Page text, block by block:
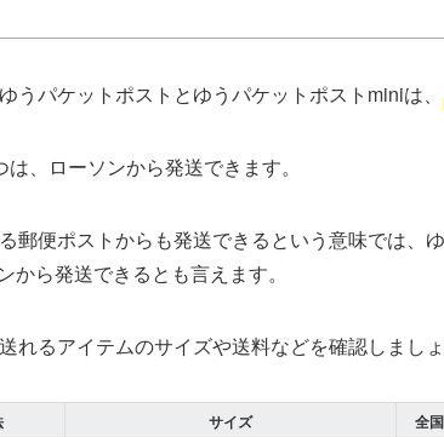
うパケットポストとゆうパケットポストminiは、
、ローソンから発送できます。
郵便ポストからも発送できるという意味では、
から発送できるとも言えます。
れるアイテムのサイズや送料などを確認しましょ
サイズ 全